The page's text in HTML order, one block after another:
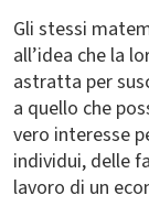
Gli stessi
all’idea che la
astratta per
a quello che
vero interesse
individui, delle
lavoro di un